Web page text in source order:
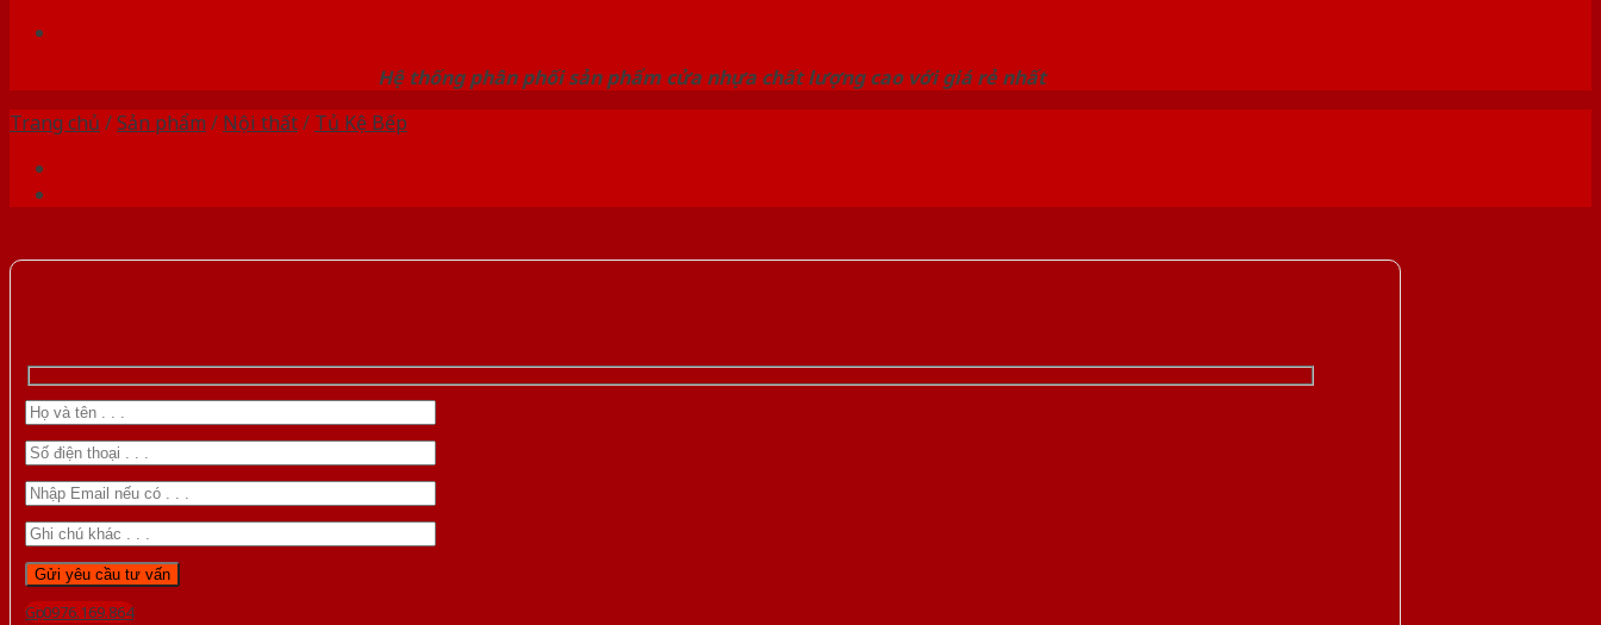
Hệ thống phân phối sản phẩm cửa nhựa chất lượng cao với giá rẻ nhất
Trang chủ /Sản phẩm / Nội thất/ Tủ Kệ Bếp
Gọi 0976.169.864